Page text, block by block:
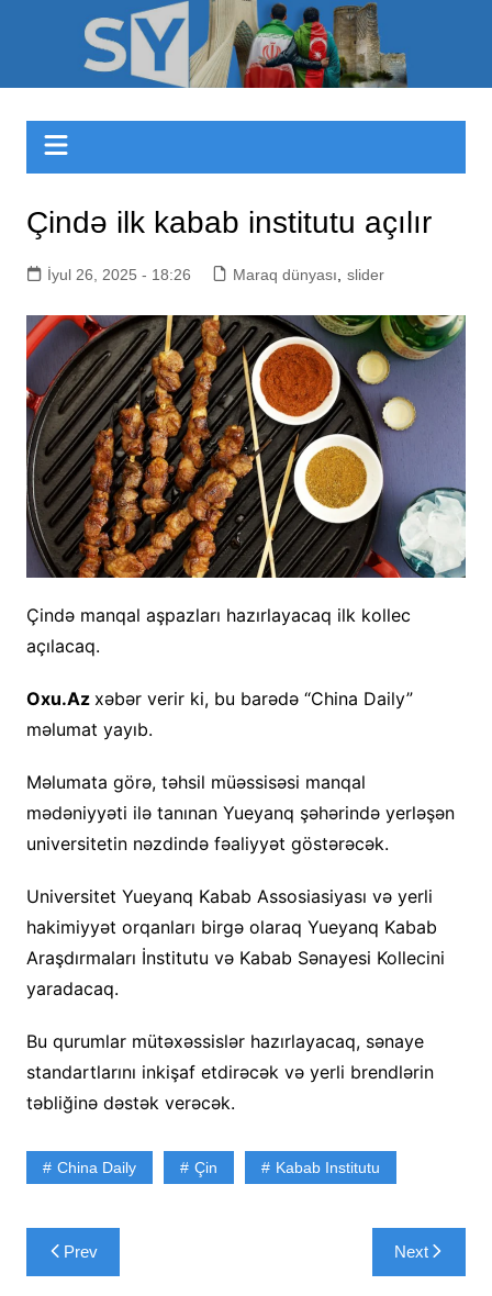
Sizinyol.org
Çində ilk kabab institutu açılır
İyul 26, 2025 - 18:26 Maraq dünyası slider
Çində manqal aşpazları hazırlayacaq ilk kollec
açılacaq.
Oxu.Az xəbər verir ki, bu barədə “China Daily”
məlumat yayıb.
Məlumata görə, təhsil müəssisəsi manqal
mədəniyyəti ilə tanınan Yueyanq şəhərində yerləşən
universitetin nəzdində fəaliyyət göstərəcək.
Universitet Yueyanq Kabab Assosiasiyası və yerli
hakimiyyət orqanları birgə olaraq Yueyanq Kabab
Araşdırmaları İnstitutu və Kabab Sənayesi Kollecini
yaradacaq.
Bu qurumlar mütəxəssislər hazırlayacaq, sənaye
standartlarını inkişaf etdirəcək və yerli brendlərin
təbliğinə dəstək verəcək.
China Daily Çin Kabab Institutu
Yazı
naviqasiyası
Prev Next